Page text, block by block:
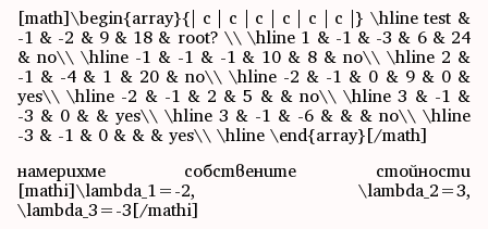
[math]\begin{array}{| c | c | c | c | c | c |} \hline test &
-1 & -2 & 9 & 18 & root? \\ \hline 1 & -1 & -3 & 6 & 24
& no\\ \hline -1 & -1 & -1 & 10 & 8 & no\\ \hline 2 &
-1 & -4 & 1 & 20 & no\\ \hline -2 & -1 & 0 & 9 & 0 &
yes\\ \hline -2 & -1 & 2 & 5 & & no\\ \hline 3 & -1 &
-3 & 0 & & yes\\ \hline 3 & -1 & -6 & & & no\\ \hline
-3 & -1 & 0 & & & yes\\ \hline \end{array}[/math]
намерихме собствените стойности
[mathi]\lambda_1=-2, \lambda_2=3,
\lambda_3=-3[/mathi]